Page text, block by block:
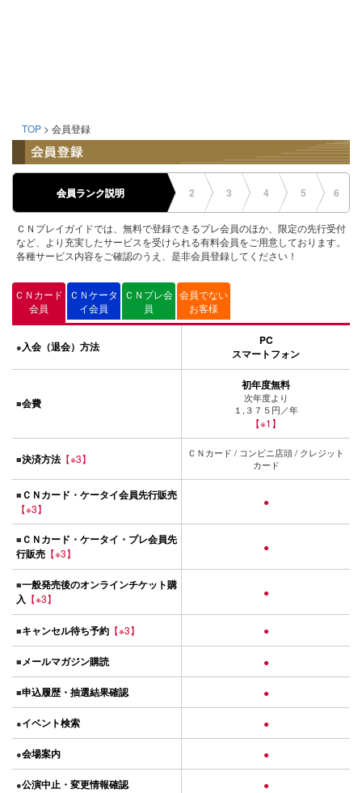
TOP > 会員登録
会員ランク説明 2 3 4 5 6
ＣＮプレイガイドでは、無料で登録できるプレ会員のほか、限定の先行受付
など、より充実したサービスを受けられる有料会員をご用意しております。
各種サービス内容をご確認のうえ、是非会員登録してください！
ＣＮカード
会員
ＣＮケータ
イ会員
ＣＮプレ会
員
会員でない
お客様
●入会（退会）方法
PC
スマートフォン
■会費
初年度無料
次年度より
１,３７５円／年
【※1】
■決済方法 【※3】
ＣＮカード / コンビニ店頭 / クレジット
カード
■ＣＮカード・ケータイ会員先行販売
【※3】
●
■ＣＮカード・ケータイ・プレ会員先
行販売 【※3】 ●
■一般発売後のオンラインチケット購
入 【※3】 ●
■キャンセル待ち予約 【※3】 ●
■メールマガジン購読 ●
■申込履歴・抽選結果確認 ●
●イベント検索 ●
●会場案内 ●
●公演中止・変更情報確認 ●